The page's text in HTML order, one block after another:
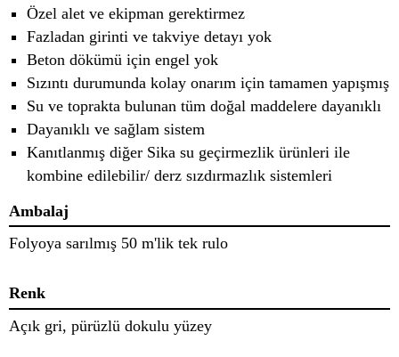
Özel alet ve ekipman gerektirmez
Fazladan girinti ve takviye detayı yok
Beton dökümü için engel yok
Sızıntı durumunda kolay onarım için tamamen yapışmış
Su ve toprakta bulunan tüm doğal maddelere dayanıklı
Dayanıklı ve sağlam sistem
Kanıtlanmış diğer Sika su geçirmezlik ürünleri ile
kombine edilebilir/ derz sızdırmazlık sistemleri
Ambalaj
Folyoya sarılmış 50 m'lik tek rulo
Renk
Açık gri, pürüzlü dokulu yüzey